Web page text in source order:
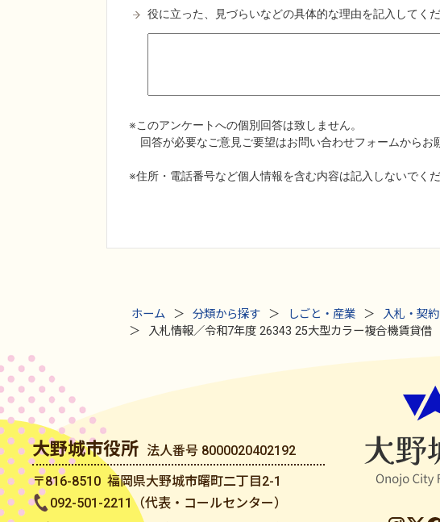
ホーム 分類から探す しごと・産業 入札・契約
入札情報／令和7年度 26343 25大型カラー複合機賃貸借
大野城市役所
法人番号 8000020402192
〒816-8510 福岡県大野城市曙町二丁目2-1
092-501-2211（代表・コールセンター）